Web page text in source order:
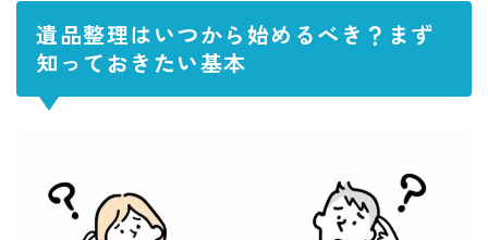
遺品整理はいつから始めるべき？まず
知っておきたい基本